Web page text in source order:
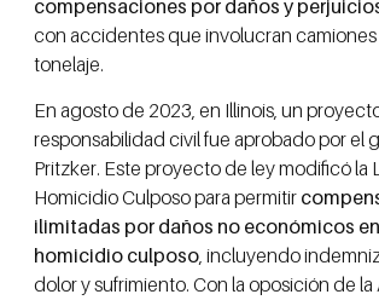
compensaciones por daños y
con accidentes que involucran
tonelaje.
En agosto de 2023, en Illinois, un
responsabilidad civil fue aprobado por el
Pritzker. Este proyecto de ley modificó la
Homicidio Culposo para permitir
ilimitadas por daños no económicos
homicidio culposo, incluyendo
dolor y sufrimiento. Con la oposición de